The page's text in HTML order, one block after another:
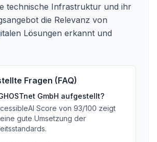
technische Infrastruktur und ihr
die Relevanz von
Lösungen erkannt und
Fragen (FAQ)
GmbH aufgestellt?
Score von 93/100 zeigt
gute Umsetzung der
.